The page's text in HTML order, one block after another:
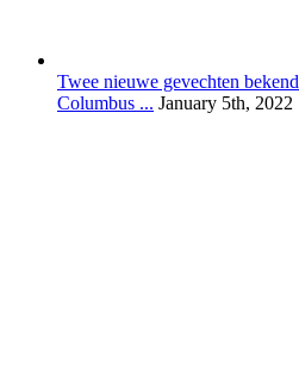
Twee nieuwe gevechten
Columbus ... January 5th, 2022